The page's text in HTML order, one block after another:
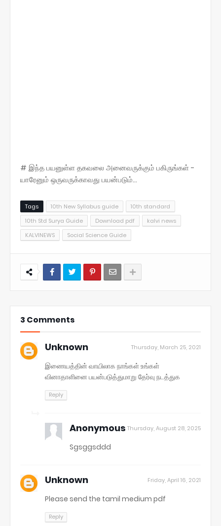
# இந்த பயனுள்ள தகவலை அனைவருக்கும் பகிருங்கள் -
யாரேனும் ஒருவருக்காவது பயன்படும்...
Tags 10th New Syllabus guide
10th standard
10th Std Surya Guide
Download pdf
kalvi news
KALVINEWS
Social Science Guide
3 Comments
Unknown Thursday, March 25, 2021
இணையத்தின் வாயிலாக நாங்கள் உங்கள்
வினாதாளினை பயன்படுத்துமாறு தேர்வு நடத்துக
Reply
Anonymous Thursday, August 28, 2025
Sgsggsddd
Unknown Friday, April 16, 2021
Please send the tamil medium pdf
Reply